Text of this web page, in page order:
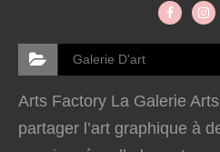
Galerie D'art
Arts Factory La Galerie
partager l’art graphique à